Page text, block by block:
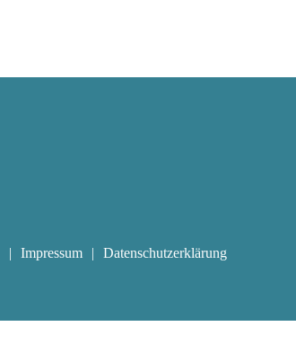
Impressum Datenschutzerklärung